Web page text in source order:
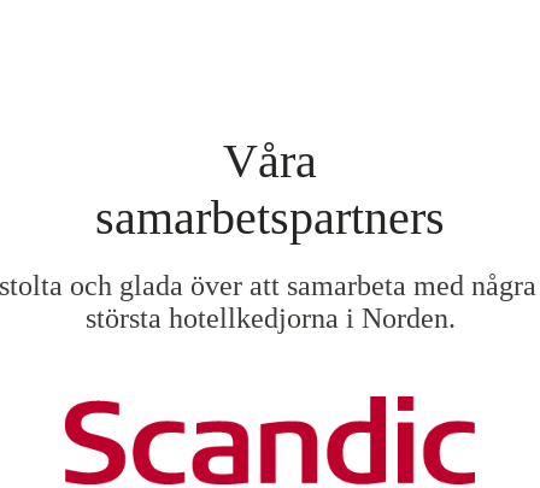
Våra
samarbetspartners
och glada över att samarbeta med
största hotellkedjorna i Norden.